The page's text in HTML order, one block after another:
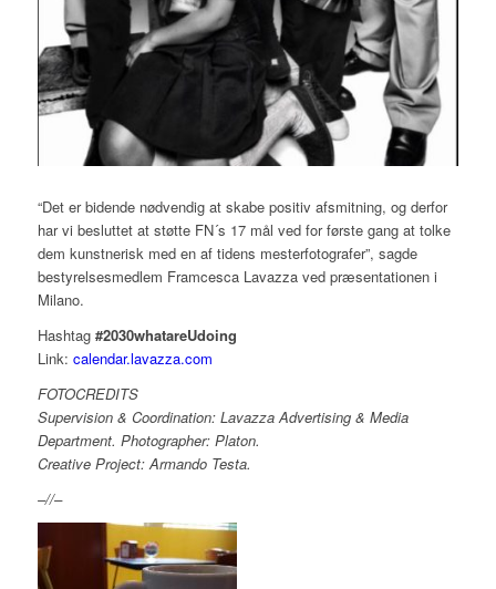
“Det er bidende nødvendig at skabe positiv afsmitning, og derfor
har vi besluttet at støtte FN´s 17 mål ved for første gang at tolke
dem kunstnerisk med en af tidens mesterfotografer”, sagde
bestyrelsesmedlem Framcesca Lavazza ved præsentationen i
Milano.
Hashtag#2030whatareUdoing
Link: calendar.lavazza.com
FOTOCREDITS
Supervision & Coordination: Lavazza Advertising & Media
Department. Photographer: Platon.
Creative Project: Armando Testa.
–//–